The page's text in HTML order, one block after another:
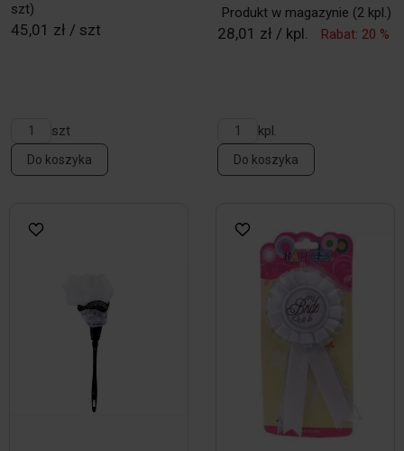
szt)
45,01 zł / szt
szt
Do koszyka
Produkt w magazynie (2 kpl.)
28,01 zł / kpl. Rabat: 20 %
kpl.
Do koszyka